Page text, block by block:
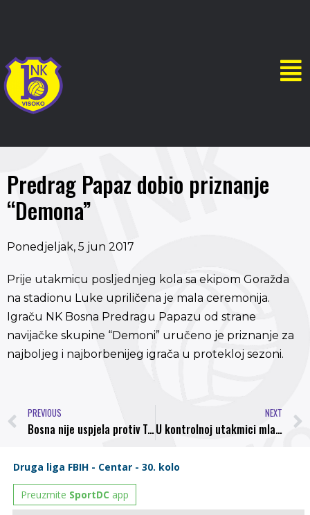
Predrag Papaz dobio priznanje
“Demona”
Ponedjeljak, 5 jun 2017
Prije utakmicu posljednjeg kola sa ekipom Goražda
na stadionu Luke upriličena je mala ceremonija.
Igraču NK Bosna Predragu Papazu od strane
navijačke skupine “Demoni” uručeno je priznanje za
najboljeg i najborbenijeg igrača u protekloj sezoni.
PREVIOUS
Bosna nije uspjela protiv Travnika
NEXT
U kontrolnoj utakmici mlada selekcija Bosne savladala reprezentaciju općinske lige rezultatom 4:1